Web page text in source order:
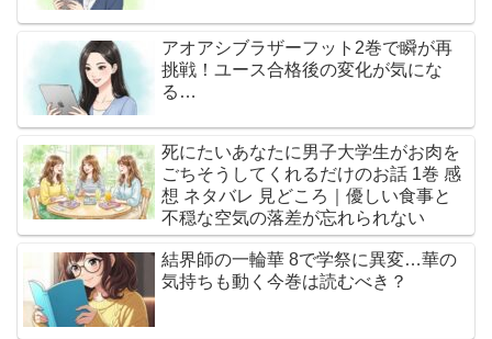
アオアシブラザーフット2巻で瞬が再
挑戦！ユース合格後の変化が気にな
る…
死にたいあなたに男子大学生がお肉を
ごちそうしてくれるだけのお話 1巻 感
想 ネタバレ 見どころ｜優しい食事と
不穏な空気の落差が忘れられない
結界師の一輪華 8で学祭に異変…華の
気持ちも動く今巻は読むべき？